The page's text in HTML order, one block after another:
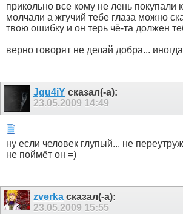
прикольно все кому не лень покупали
молчали а жгучий тебе глаза можно
твою ошибку и он терь чё-та должен
верно говорят не делай добра...
Jgu4iY сказал(-а):
23.05.2009 14:49
ну если человек глупый... не
не поймёт он =)
zverka сказал(-а):
23.05.2009 15:55